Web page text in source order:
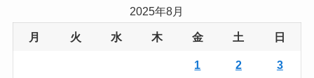
2025年8月
月 火 水 木 金 土 日
1 2 3